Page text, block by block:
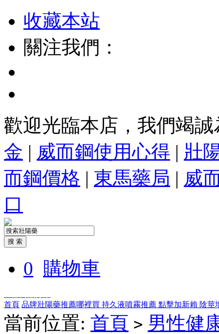
收藏本站
關注我們：
歡迎光臨本店，我們竭
金 | 威而鋼使用心得 | 壯
而鋼價格 | 東馬藥局 | 威
口
0 購物車
首頁 品牌壯陽藥推薦哪裡買 持久液噴霧推薦 點擊加新賴 陰莖
當前位置: 首頁 > 男性健